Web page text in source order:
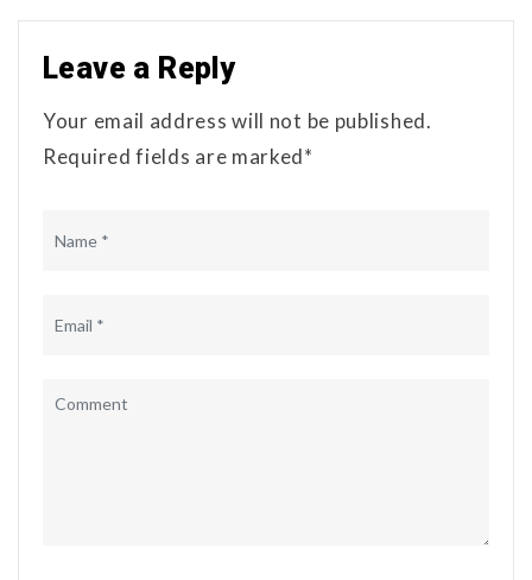
Leave a Reply
Your email address will not be published.
Required fields are marked*